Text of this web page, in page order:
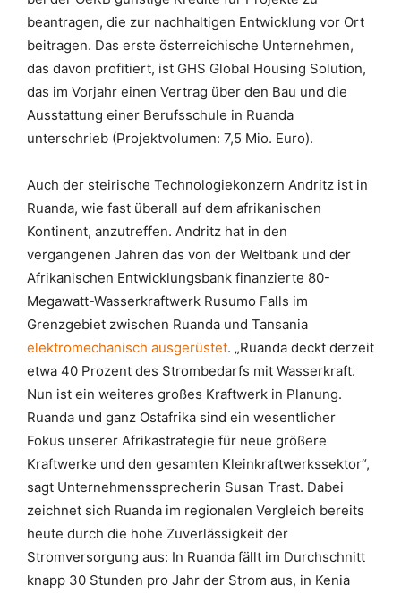
beantragen, die zur nachhaltigen Entwicklung vor Ort
beitragen. Das erste österreichische Unternehmen,
das davon profitiert, ist GHS Global Housing Solution,
das im Vorjahr einen Vertrag über den Bau und die
Ausstattung einer Berufsschule in Ruanda
unterschrieb (Projektvolumen: 7,5 Mio. Euro).
Auch der steirische Technologiekonzern Andritz ist in
Ruanda, wie fast überall auf dem afrikanischen
Kontinent, anzutreffen. Andritz hat in den
vergangenen Jahren das von der Weltbank und der
Afrikanischen Entwicklungsbank finanzierte 80-
Megawatt-Wasserkraftwerk Rusumo Falls im
Grenzgebiet zwischen Ruanda und Tansania
elektromechanisch ausgerüstet. „Ruanda deckt derzeit
etwa 40 Prozent des Strombedarfs mit Wasserkraft.
Nun ist ein weiteres großes Kraftwerk in Planung.
Ruanda und ganz Ostafrika sind ein wesentlicher
Fokus unserer Afrikastrategie für neue größere
Kraftwerke und den gesamten Kleinkraftwerkssektor“,
sagt Unternehmenssprecherin Susan Trast. Dabei
zeichnet sich Ruanda im regionalen Vergleich bereits
heute durch die hohe Zuverlässigkeit der
Stromversorgung aus: In Ruanda fällt im Durchschnitt
knapp 30 Stunden pro Jahr der Strom aus, in Kenia